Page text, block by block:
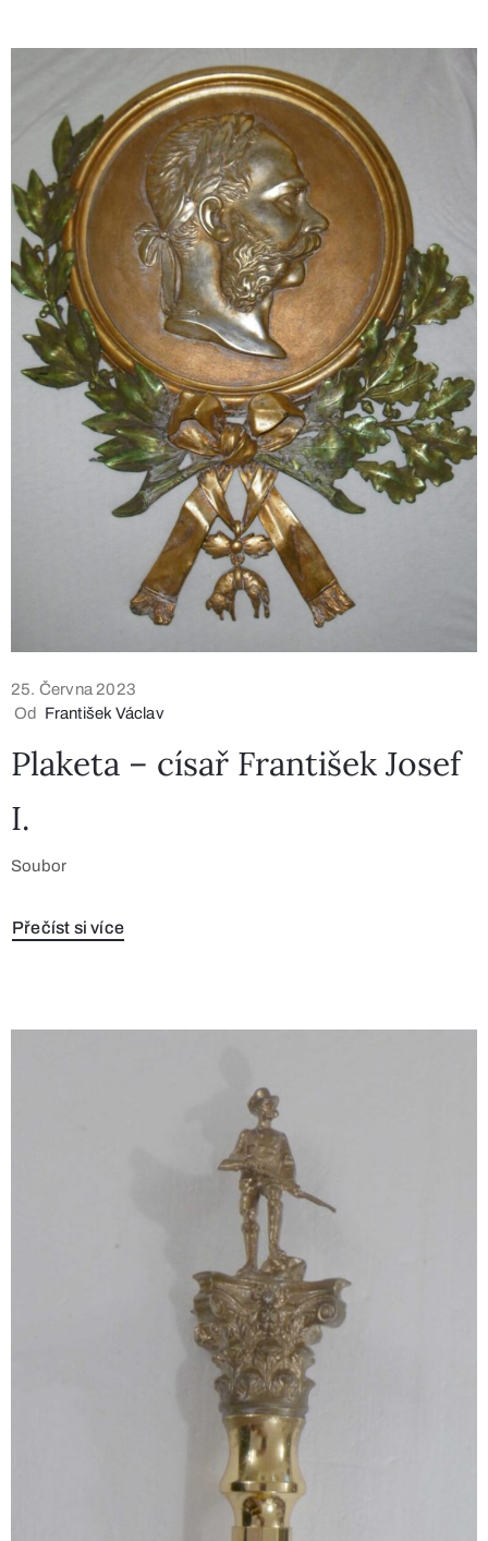
25. Června 2023
Od
František Václav
Plaketa – císař František Josef
I.
Soubor
Přečíst si více